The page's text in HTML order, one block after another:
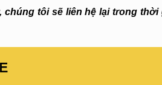
tôi sẽ liên hệ lại trong thời